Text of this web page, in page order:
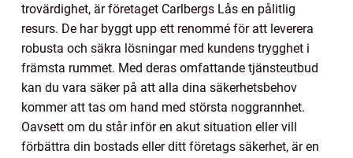
trovärdighet, är företaget Carlbergs Lås en pålitlig
resurs. De har byggt upp ett renommé för att leverera
robusta och säkra lösningar med kundens trygghet i
främsta rummet. Med deras omfattande tjänsteutbud
kan du vara säker på att alla dina säkerhetsbehov
kommer att tas om hand med största noggrannhet.
Oavsett om du står inför en akut situation eller vill
förbättra din bostads eller ditt företags säkerhet, är en